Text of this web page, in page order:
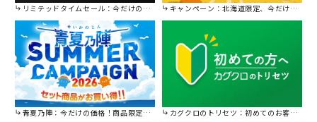
リミテッドタイムセール：今だけの限定セール。 キャンペーン：北海道限定、今だけ送料無料！
青夏乃陣：今だけの価格！商品限定セール開催中です。 カグクロのトリセツ：初めてのお客様はこちら。